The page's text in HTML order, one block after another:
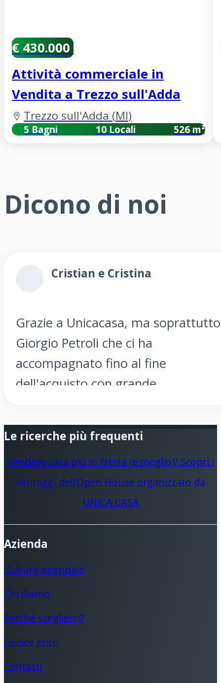
€ 430.000
Attività commerciale in
Vendita a Trezzo sull'Adda
Trezzo sull'Adda (MI)
5 Bagni 10 Locali 526 m²
Dicono di noi
Cristian e Cristina
Grazie a Unicacasa, ma soprattutto
Giorgio Petroli che ci ha
accompagnato fino al fine
dell'acquisto con grande
disponibilità ! Raccomandiamo
vivamente Unicacasa !!
Le ricerche più frequenti
Vendere casa più in fretta (e meglio)? Scopri i
vantaggi dell’Open House organizzato da
UNICA CASA
Azienda
Cultura aziendale
Chi Siamo
Perché sceglierci?
Codice etico
Contatti